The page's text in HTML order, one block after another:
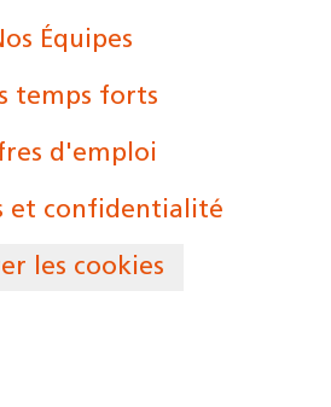
Équipes
temps forts
d'emploi
et confidentialité
les cookies